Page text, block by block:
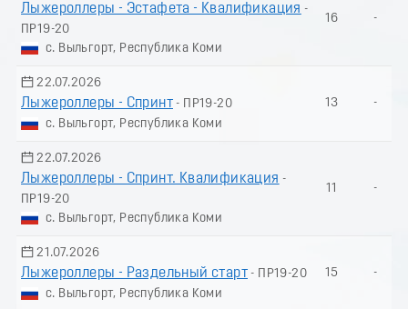
Лыжероллеры - Эстафета - Квалификация -
ПР19-20
с. Выльгорт, Республика Коми
16 -
22.07.2026
Лыжероллеры - Спринт - ПР19-20
с. Выльгорт, Республика Коми
13 -
22.07.2026
Лыжероллеры - Спринт. Квалификация -
ПР19-20
с. Выльгорт, Республика Коми
11 -
21.07.2026
Лыжероллеры - Раздельный старт - ПР19-20
с. Выльгорт, Республика Коми
15 -